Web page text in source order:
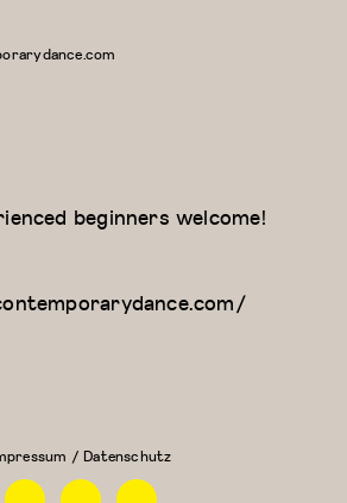
beginners welcome!
/ Datenschutz
FacebookInstagramLinkedin